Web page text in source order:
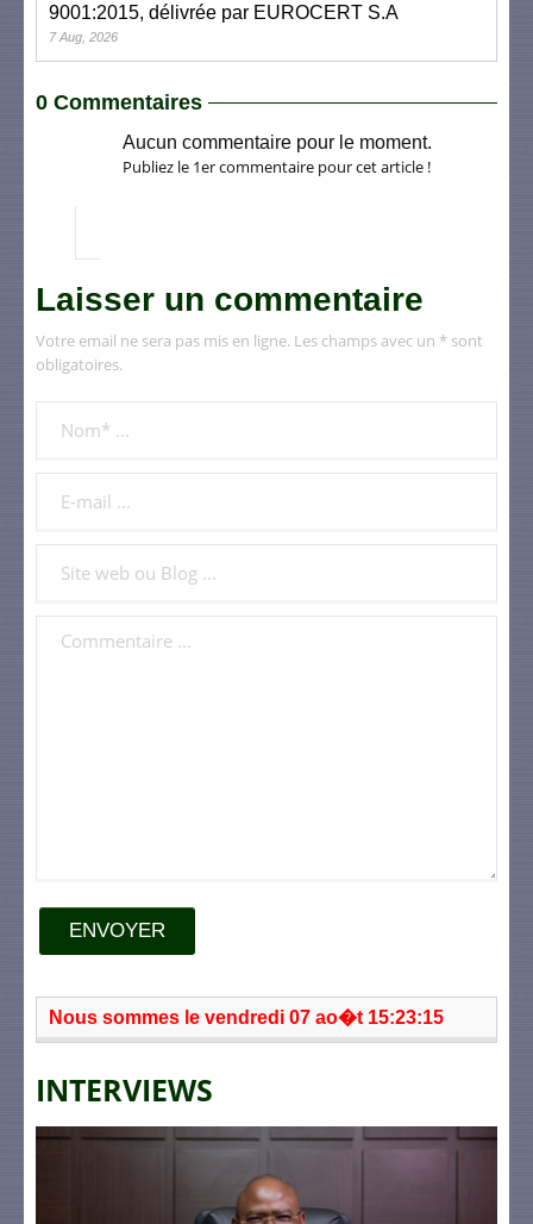
9001:2015, délivrée par EUROCERT S.A
7 Aug, 2026
0 Commentaires
Aucun commentaire pour le moment.
Publiez le 1er commentaire pour cet article !
Laisser un commentaire
Votre email ne sera pas mis en ligne. Les champs avec un * sont
obligatoires.
ENVOYER
Nous sommes le vendredi 07 ao�t 15:23:15
INTERVIEWS